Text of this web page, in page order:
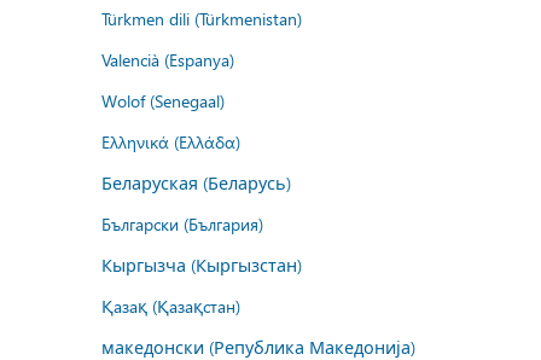
Türkmen dili (Türkmenistan)
Valencià (Espanya)
Wolof (Senegaal)
Ελληνικά (Ελλάδα)
Беларуская (Беларусь)
Български (България)
Кыргызча (Кыргызстан)
Қазақ (Қазақстан)
македонски (Република Македонија)